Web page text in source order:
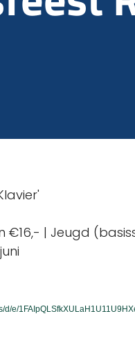
€16,- | Jeugd
d/e/